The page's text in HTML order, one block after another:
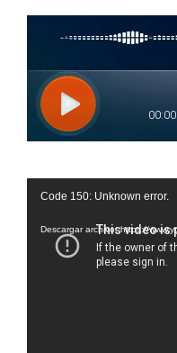
Reproductor
vídeo
Code 150: Unknown error.
Descargar archivo: https://